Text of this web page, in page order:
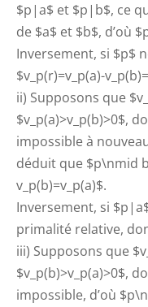
$p|a$ et $p|b$, ce
de $a$ et $b$, d’où
Inversement, si $p$
$v_p(r)=v_p(a)-
ii) Supposons que
$v_p(a)>v_p(b)>0$,
impossible à
déduit que $p\nmid
v_p(b)=v_p(a)$.
Inversement, si
primalité relative,
iii) Supposons que
$v_p(b)>v_p(a)>0$,
impossible, d’où